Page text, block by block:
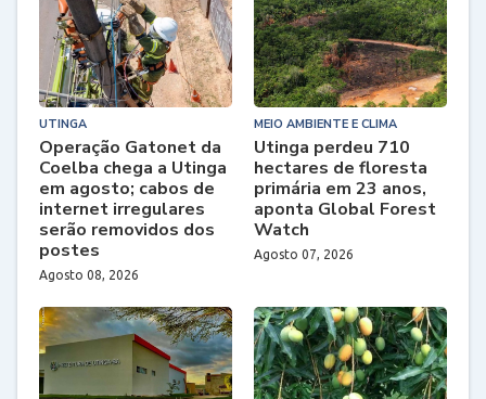
UTINGA
Operação Gatonet da
Coelba chega a Utinga
em agosto; cabos de
internet irregulares
serão removidos dos
postes
Agosto 08, 2026
MEIO AMBIENTE E CLIMA
Utinga perdeu 710
hectares de floresta
primária em 23 anos,
aponta Global Forest
Watch
Agosto 07, 2026